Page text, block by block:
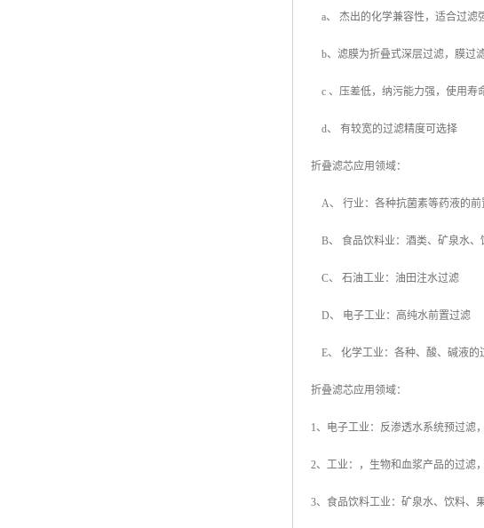
a、 杰出的化学兼容性，适合过
b、滤膜为折叠式深层过滤，膜
c 、压差低，纳污能力强，使用
d、 有较宽的过滤精度可选择
折叠滤芯应用领域：
A、 行业：各种抗菌素等药液
B、 食品饮料业：酒类、矿泉水
C、 石油工业：油田注水过滤
D、 电子工业：高纯水前置过
E、 化学工业：各种、酸、碱液的
折叠滤芯应用领域：
1、电子工业：反渗透水系统预过滤
2、工业：，生物和血浆产品的过滤
3、食品饮料工业：矿泉水、饮料、